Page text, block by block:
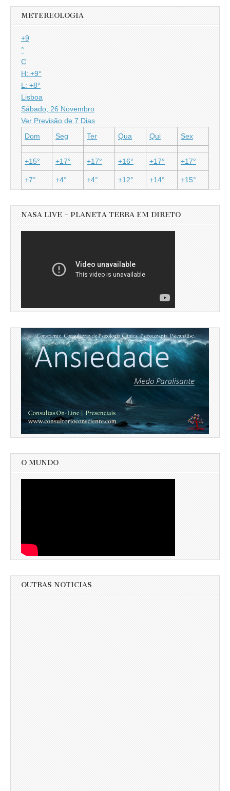
METEREOLOGIA
+9
°
C
H: +9°
L: +8°
Lisboa
Sábado, 26 Novembro
Ver Previsão de 7 Dias
Dom
Seg Ter Qua Qui Sex
+15° +17° +17° +16° +17° +17°
+7° +4° +4° +12° +14° +15°
NASA LIVE – PLANETA TERRA EM DIRETO
O MUNDO
OUTRAS NOTICIAS